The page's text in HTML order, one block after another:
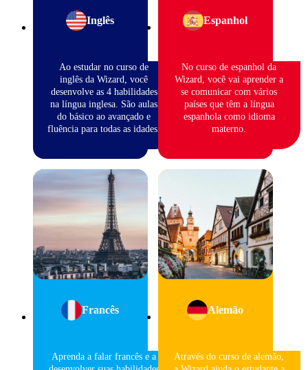
Inglês
Ao estudar no curso de
inglês da Wizard, você
desenvolve as 4 habilidades
na língua inglesa. São aulas
do básico ao avançado e
fluência para todas as idades.
Espanhol
No curso de espanhol da
Wizard, você vai aprender a
se comunicar com vários
países que têm a língua
espanhola como idioma
materno.
Francês
Aprenda a falar francês e a
Alemão
Através do curso de alemão,